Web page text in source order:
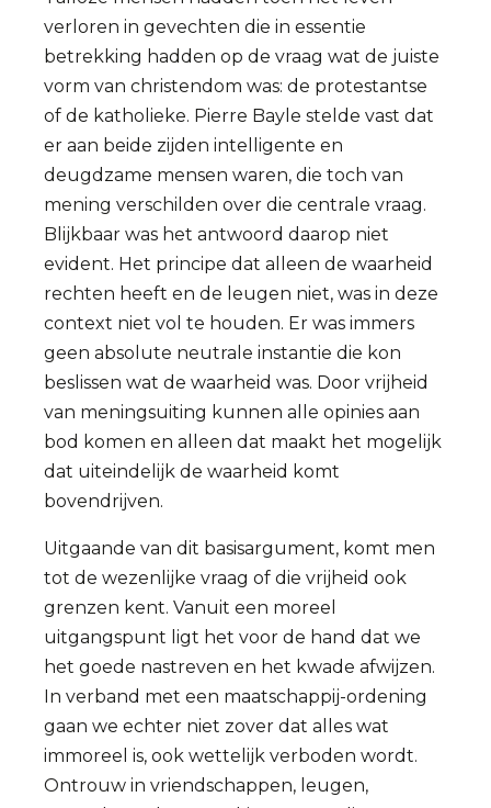
verloren in gevechten die in essentie
betrekking hadden op de vraag wat de juiste
vorm van christendom was: de protestantse
of de katholieke. Pierre Bayle stelde vast dat
er aan beide zijden intelligente en
deugdzame mensen waren, die toch van
mening verschilden over die centrale vraag.
Blijkbaar was het antwoord daarop niet
evident. Het principe dat alleen de waarheid
rechten heeft en de leugen niet, was in deze
context niet vol te houden. Er was immers
geen absolute neutrale instantie die kon
beslissen wat de waarheid was. Door vrijheid
van meningsuiting kunnen alle opinies aan
bod komen en alleen dat maakt het mogelijk
dat uiteindelijk de waarheid komt
bovendrijven.
Uitgaande van dit basisargument, komt men
tot de wezenlijke vraag of die vrijheid ook
grenzen kent. Vanuit een moreel
uitgangspunt ligt het voor de hand dat we
het goede nastreven en het kwade afwijzen.
In verband met een maatschappij-ordening
gaan we echter niet zover dat alles wat
immoreel is, ook wettelijk verboden wordt.
Ontrouw in vriendschappen, leugen,